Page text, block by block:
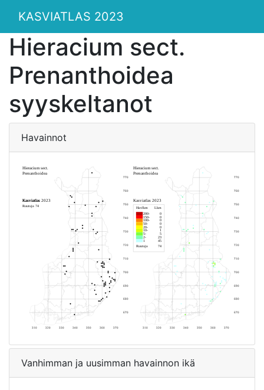
KASVIATLAS 2023
Hieracium sect.
Prenanthoidea
syyskeltanot
Havainnot
Vanhimman ja uusimman havainnon ikä